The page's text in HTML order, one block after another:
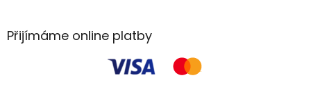
Přijímáme online platby